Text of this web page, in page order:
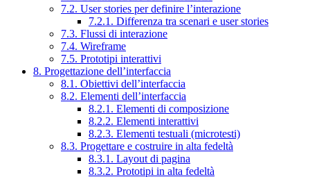
7.2. User stories per definire l’interazione
7.2.1. Differenza tra scenari e user stories
7.3. Flussi di interazione
7.4. Wireframe
7.5. Prototipi interattivi
8. Progettazione dell’interfaccia
8.1. Obiettivi dell’interfaccia
8.2. Elementi dell’interfaccia
8.2.1. Elementi di composizione
8.2.2. Elementi interattivi
8.2.3. Elementi testuali (microtesti)
8.3. Progettare e costruire in alta fedeltà
8.3.1. Layout di pagina
8.3.2. Prototipi in alta fedeltà